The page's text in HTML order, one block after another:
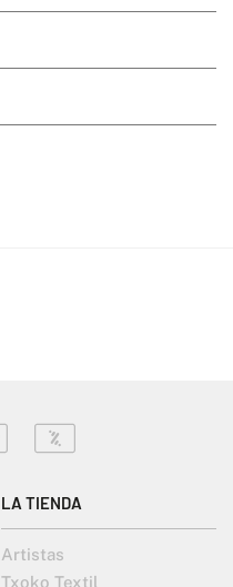
LA TIENDA
Artistas
Txoko Textil